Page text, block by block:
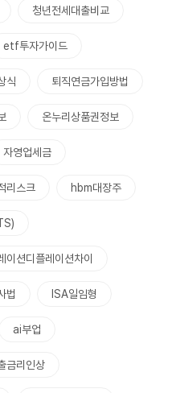
청년전세대출비교
etf투자가이드
식 퇴직연금가입방법
온누리상품권정보
자영업세금
리스크 hbm대장주
이션디플레이션차이
법 ISA일임형
ai부업
금리인상